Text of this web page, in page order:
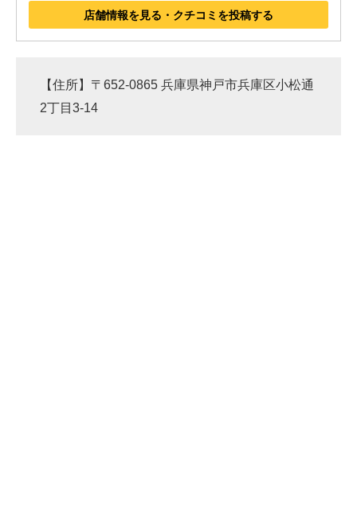
店舗情報を見る・クチコミを投稿する
【住所】〒652-0865 兵庫県神戸市兵庫区小松通
2丁目3-14